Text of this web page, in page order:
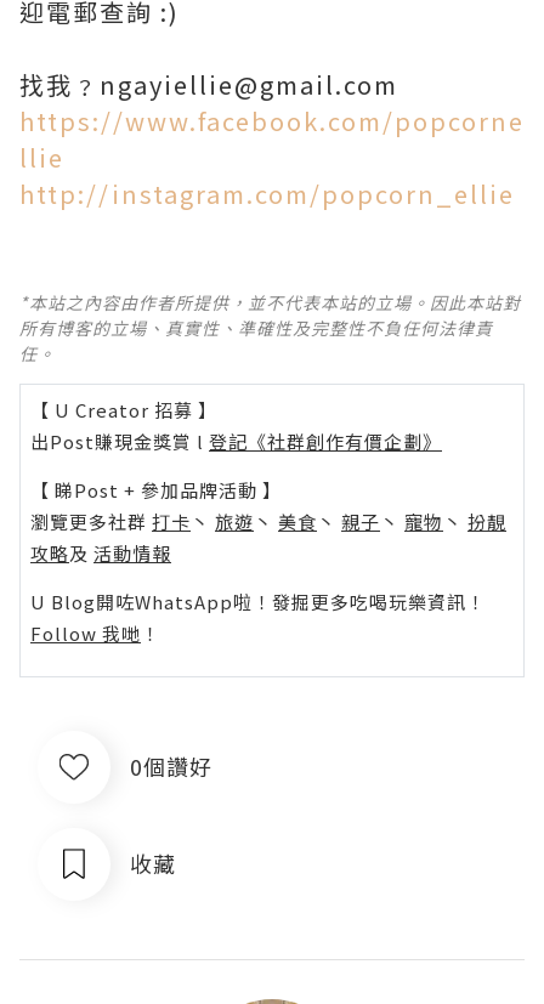
迎電郵查詢 :)
找我﹖ngayiellie@gmail.com
https://www.facebook.com/popcorne
llie
http://instagram.com/popcorn_ellie
*本站之內容由作者所提供，並不代表本站的立場。因此本站對
所有博客的立場、真實性、準確性及完整性不負任何法律責
任。
【 U Creator 招募 】
出Post賺現金獎賞 l 登記《社群創作有價企劃》
【 睇Post + 參加品牌活動 】
瀏覽更多社群 打卡 丶 旅遊 丶 美食 丶 親子 丶 寵物 丶 扮靚
攻略及 活動情報
U Blog開咗WhatsApp啦！發掘更多吃喝玩樂資訊！
Follow 我哋 ！
0個讚好
收藏